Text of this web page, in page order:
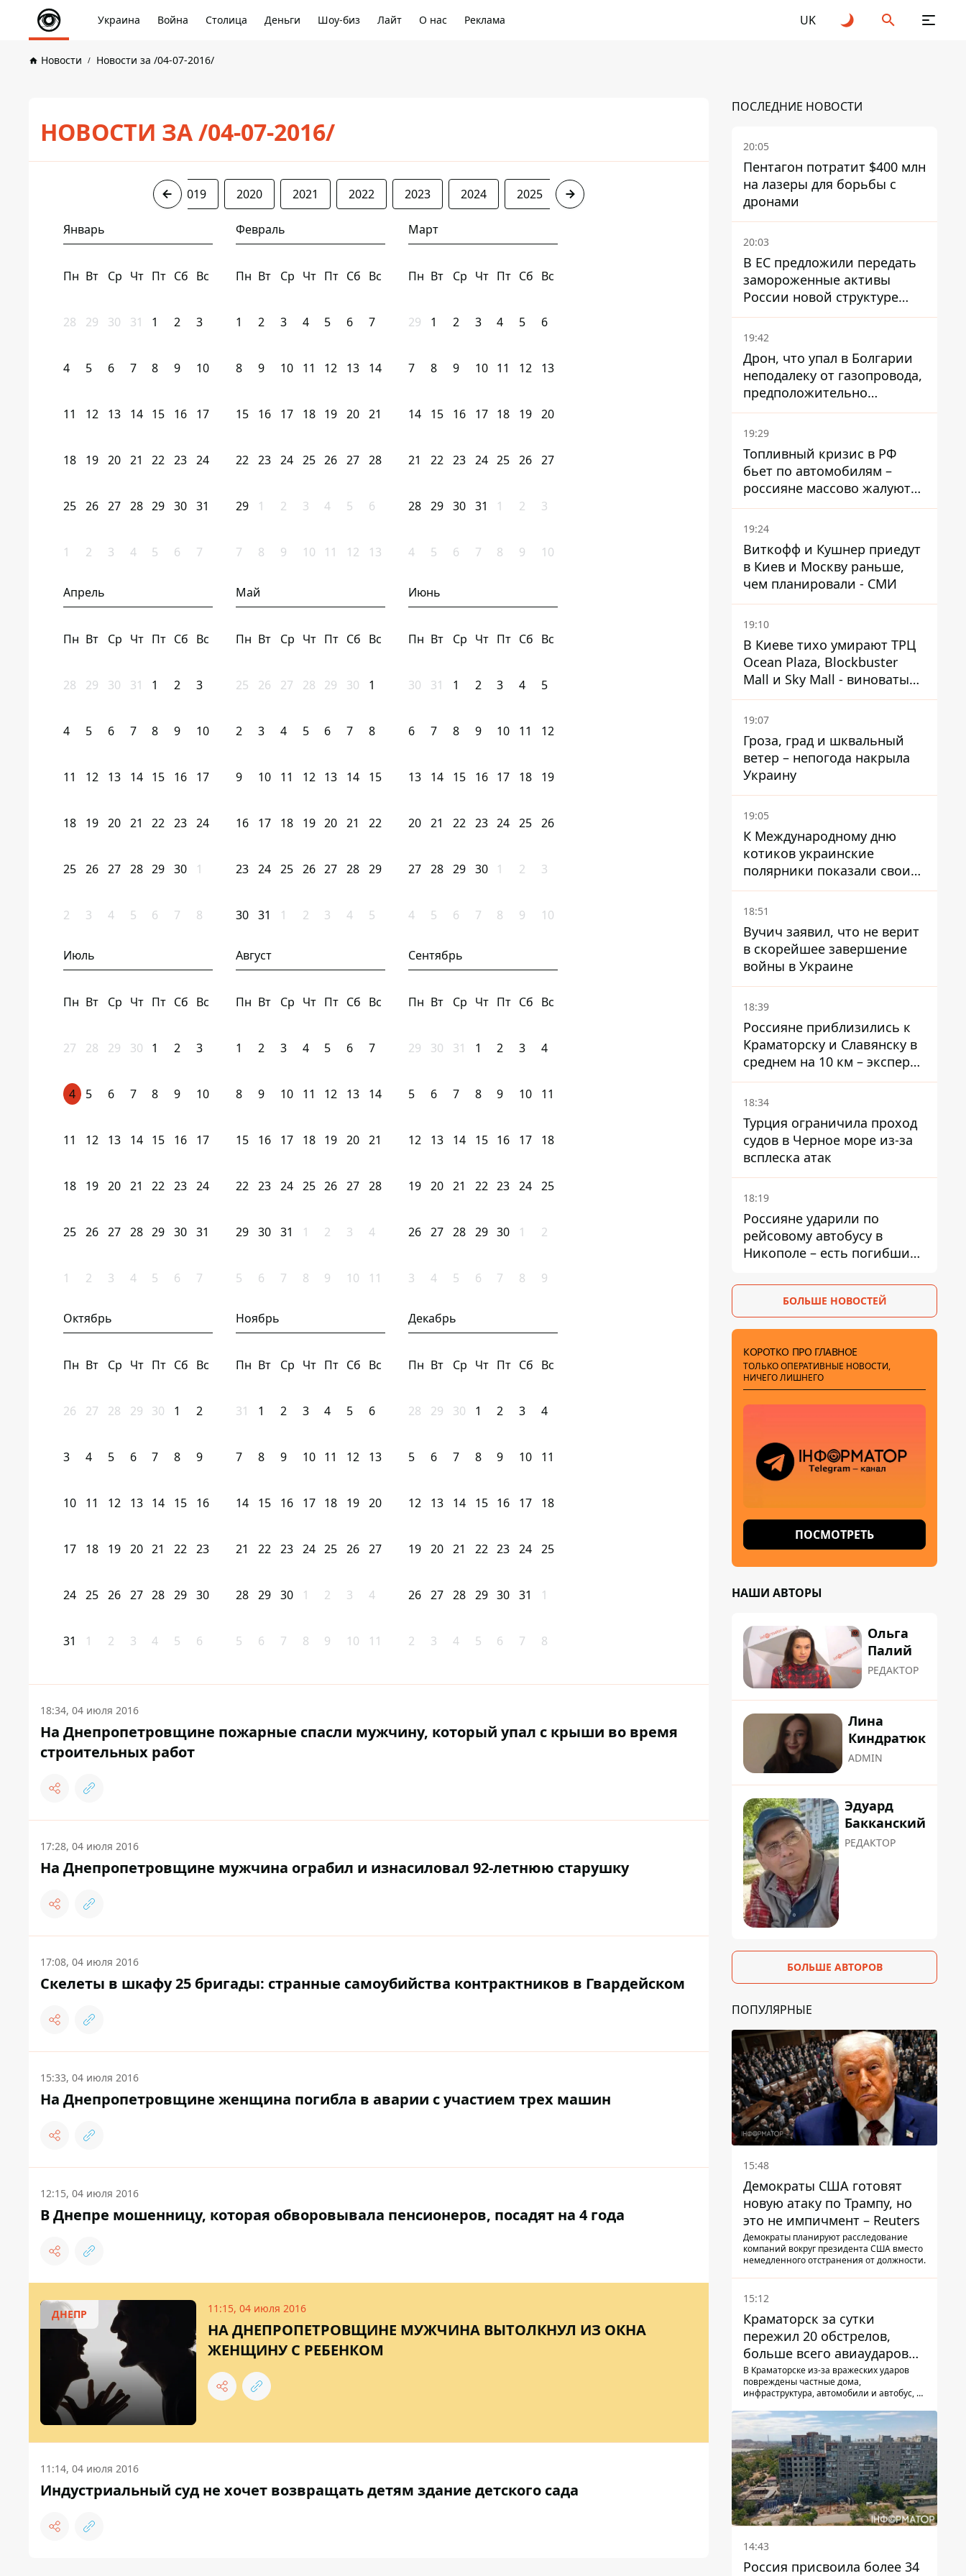
Украина Война Столица Деньги Шоу-биз Лайт О нас Реклама UK
Новости Новости за /04-07-2016/
НОВОСТИ ЗА /04-07-2016/
2019 2020 2021 2022 2023 2024 2025 2026
Январь
Пн Вт Ср Чт Пт Сб Вс
28 29 30 31 1 2 3
4 5 6 7 8 9 10
11 12 13 14 15 16 17
18 19 20 21 22 23 24
25 26 27 28 29 30 31
1 2 3 4 5 6 7
Февраль
Пн Вт Ср Чт Пт Сб Вс
1 2 3 4 5 6 7
8 9 10 11 12 13 14
15 16 17 18 19 20 21
22 23 24 25 26 27 28
29 1 2 3 4 5 6
7 8 9 10 11 12 13
Март
Пн Вт Ср Чт Пт Сб Вс
29 1 2 3 4 5 6
7 8 9 10 11 12 13
14 15 16 17 18 19 20
21 22 23 24 25 26 27
28 29 30 31 1 2 3
4 5 6 7 8 9 10
Апрель
Пн Вт Ср Чт Пт Сб Вс
28 29 30 31 1 2 3
4 5 6 7 8 9 10
11 12 13 14 15 16 17
18 19 20 21 22 23 24
25 26 27 28 29 30 1
2 3 4 5 6 7 8
Май
Пн Вт Ср Чт Пт Сб Вс
25 26 27 28 29 30 1
2 3 4 5 6 7 8
9 10 11 12 13 14 15
16 17 18 19 20 21 22
23 24 25 26 27 28 29
30 31 1 2 3 4 5
Июнь
Пн Вт Ср Чт Пт Сб Вс
30 31 1 2 3 4 5
6 7 8 9 10 11 12
13 14 15 16 17 18 19
20 21 22 23 24 25 26
27 28 29 30 1 2 3
4 5 6 7 8 9 10
Июль
Пн Вт Ср Чт Пт Сб Вс
27 28 29 30 1 2 3
4 5 6 7 8 9 10
11 12 13 14 15 16 17
18 19 20 21 22 23 24
25 26 27 28 29 30 31
1 2 3 4 5 6 7
Август
Пн Вт Ср Чт Пт Сб Вс
1 2 3 4 5 6 7
8 9 10 11 12 13 14
15 16 17 18 19 20 21
22 23 24 25 26 27 28
29 30 31 1 2 3 4
5 6 7 8 9 10 11
Сентябрь
Пн Вт Ср Чт Пт Сб Вс
29 30 31 1 2 3 4
5 6 7 8 9 10 11
12 13 14 15 16 17 18
19 20 21 22 23 24 25
26 27 28 29 30 1 2
3 4 5 6 7 8 9
Октябрь
Пн Вт Ср Чт Пт Сб Вс
26 27 28 29 30 1 2
3 4 5 6 7 8 9
10 11 12 13 14 15 16
17 18 19 20 21 22 23
24 25 26 27 28 29 30
31 1 2 3 4 5 6
Ноябрь
Пн Вт Ср Чт Пт Сб Вс
31 1 2 3 4 5 6
7 8 9 10 11 12 13
14 15 16 17 18 19 20
21 22 23 24 25 26 27
28 29 30 1 2 3 4
5 6 7 8 9 10 11
Декабрь
Пн Вт Ср Чт Пт Сб Вс
28 29 30 1 2 3 4
5 6 7 8 9 10 11
12 13 14 15 16 17 18
19 20 21 22 23 24 25
26 27 28 29 30 31 1
2 3 4 5 6 7 8
18:34, 04 июля 2016
На Днепропетровщине пожарные спасли мужчину, который упал с крыши во время
строительных работ
17:28, 04 июля 2016
На Днепропетровщине мужчина ограбил и изнасиловал 92-летнюю старушку
17:08, 04 июля 2016
Скелеты в шкафу 25 бригады: странные самоубийства контрактников в Гвардейском
15:33, 04 июля 2016
На Днепропетровщине женщина погибла в аварии с участием трех машин
12:15, 04 июля 2016
В Днепре мошенницу, которая обворовывала пенсионеров, посадят на 4 года
ДНЕПР 11:15, 04 июля 2016
НА ДНЕПРОПЕТРОВЩИНЕ МУЖЧИНА ВЫТОЛКНУЛ ИЗ ОКНА
ЖЕНЩИНУ С РЕБЕНКОМ
11:14, 04 июля 2016
Индустриальный суд не хочет возвращать детям здание детского сада
ПОСЛЕДНИЕ НОВОСТИ
20:05
Пентагон потратит $400 млн
на лазеры для борьбы с
дронами
20:03
В ЕС предложили передать
замороженные активы
России новой структуре
блока
19:42
Дрон, что упал в Болгарии
неподалеку от газопровода,
предположительно
украинский - Минобороны
страны
19:29
Топливный кризис в РФ
бьет по автомобилям –
россияне массово жалуются
на поломки из-за
некачественного бензина
19:24
Виткофф и Кушнер приедут
в Киев и Москву раньше,
чем планировали - СМИ
19:10
В Киеве тихо умирают ТРЦ
Ocean Plaza, Blockbuster
Mall и Sky Mall - виноваты
ленивые менеджеры и
каннибализм
19:07
Гроза, град и шквальный
ветер – непогода накрыла
Украину
19:05
К Международному дню
котиков украинские
полярники показали своих
полярников в Антарктиде
18:51
Вучич заявил, что не верит
в скорейшее завершение
войны в Украине
18:39
Россияне приблизились к
Краматорску и Славянску в
среднем на 10 км – эксперт
предупредил об усилении
наступления
18:34
Турция ограничила проход
судов в Черное море из-за
всплеска атак
18:19
Россияне ударили по
рейсовому автобусу в
Никополе – есть погибший
БОЛЬШЕ НОВОСТЕЙ
КОРОТКО ПРО ГЛАВНОЕ
ТОЛЬКО ОПЕРАТИВНЫЕ НОВОСТИ,
НИЧЕГО ЛИШНЕГО
ПОСМОТРЕТЬ
НАШИ АВТОРЫ
Ольга
Палий
РЕДАКТОР
Лина
Киндратюк
ADMIN
Эдуард
Бакканский
РЕДАКТОР
БОЛЬШЕ АВТОРОВ
ПОПУЛЯРНЫЕ
15:48
Демократы США готовят
новую атаку по Трампу, но
это не импичмент – Reuters
Демократы планируют расследование
компаний вокруг президента США вместо
немедленного отстранения от должности.
15:12
Краматорск за сутки
пережил 20 обстрелов,
больше всего авиаударов
КАБ-250
В Краматорске из-за вражеских ударов
повреждены частные дома,
инфраструктура, автомобили и автобус, а
человек и еще 15 получили ранения
14:43
Россия присвоила более 34